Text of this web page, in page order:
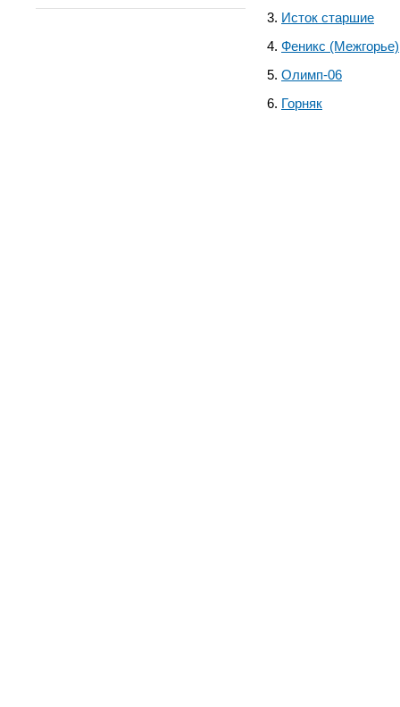
Исток старшие
Феникс (Межгорье)
Олимп-06
Горняк